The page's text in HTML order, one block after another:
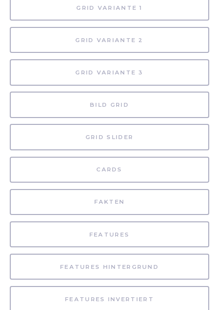
GRID VARIANTE 1
GRID VARIANTE 2
GRID VARIANTE 3
BILD GRID
GRID SLIDER
CARDS
FAKTEN
FEATURES
FEATURES HINTERGRUND
FEATURES INVERTIERT